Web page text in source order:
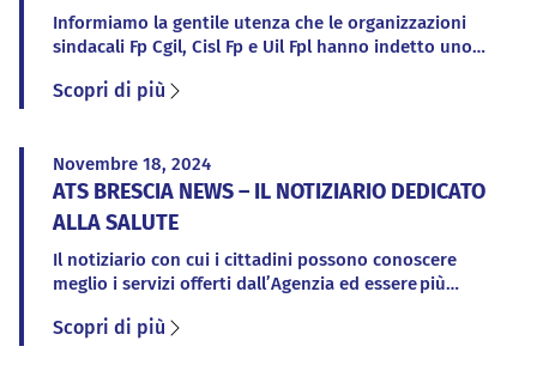
Informiamo la gentile utenza che le organizzazioni
sindacali Fp Cgil, Cisl Fp e Uil Fpl hanno indetto uno
aprile 2026 e che pertanto potrebbero verificarsi dei
essenziali di assistenza sanitaria, nel rispetto di
quanto disposto dalla […]
Scopri di più
Novembre 18, 2024
ATS BRESCIA NEWS – IL NOTIZIARIO DEDICATO
ALLA SALUTE
Il notiziario con cui i cittadini possono conoscere
meglio i servizi offerti dall’Agenzia ed essere più
sanità. ATS Brescia News è presente sul sito di ATS
Scopri di più